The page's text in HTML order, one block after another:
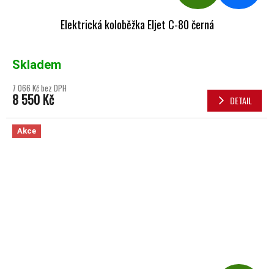
Elektrická koloběžka Eljet C-80 černá
Skladem
7 066 Kč bez DPH
8 550 Kč DETAIL
Akce